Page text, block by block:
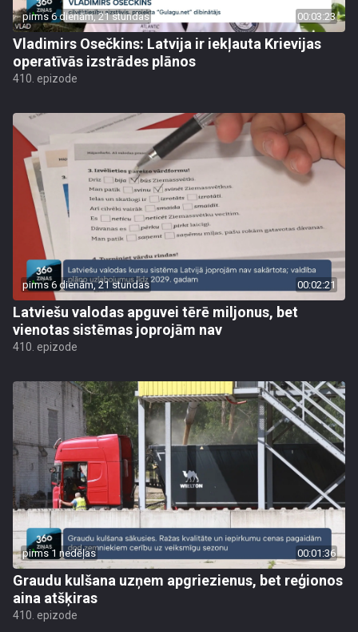
pirms 6 dienām, 21 stundas 00:03:23
Vladimirs Osečkins: Latvija ir iekļauta Krievijas
operatīvās izstrādes plānos
410. epizode
pirms 6 dienām, 21 stundas 00:02:21
Latviešu valodas apguvei tērē miljonus, bet
vienotas sistēmas joprojām nav
410. epizode
pirms 1 nedēļas 00:01:36
Graudu kulšana uzņem apgriezienus, bet reģionos
aina atšķiras
410. epizode